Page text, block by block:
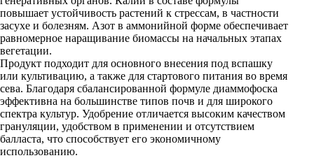
повышает устойчивость растений к стрессам, в частности
засухе и болезням. Азот в аммонийной форме обеспечивает
равномерное наращивание биомассы на начальных этапах
вегетации.
Продукт подходит для основного внесения под вспашку
или культивацию, а также для стартового питания во время
сева. Благодаря сбалансированной формуле диаммофоска
эффективна на большинстве типов почв и для широкого
спектра культур. Удобрение отличается высоким качеством
грануляции, удобством в применении и отсутствием
балласта, что способствует его экономичному
использованию.